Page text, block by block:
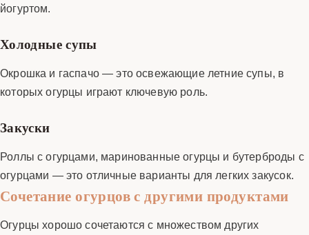
йогуртом.
Холодные супы
Окрошка и гаспачо — это освежающие летние супы, в
которых огурцы играют ключевую роль.
Закуски
Роллы с огурцами, маринованные огурцы и бутерброды с
огурцами — это отличные варианты для легких закусок.
Сочетание огурцов с другими продуктами
Огурцы хорошо сочетаются с множеством других